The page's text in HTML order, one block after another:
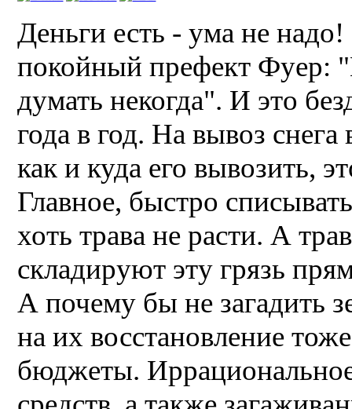
Деньги есть - ума не
покойный префект Фуер:
думать некогда". И это
года в год. На вывоз
как и куда его вывозить,
Главное, быстро
хоть трава не расти. А
складируют эту грязь
А почему бы не загадить
на их восстановление
бюджеты.